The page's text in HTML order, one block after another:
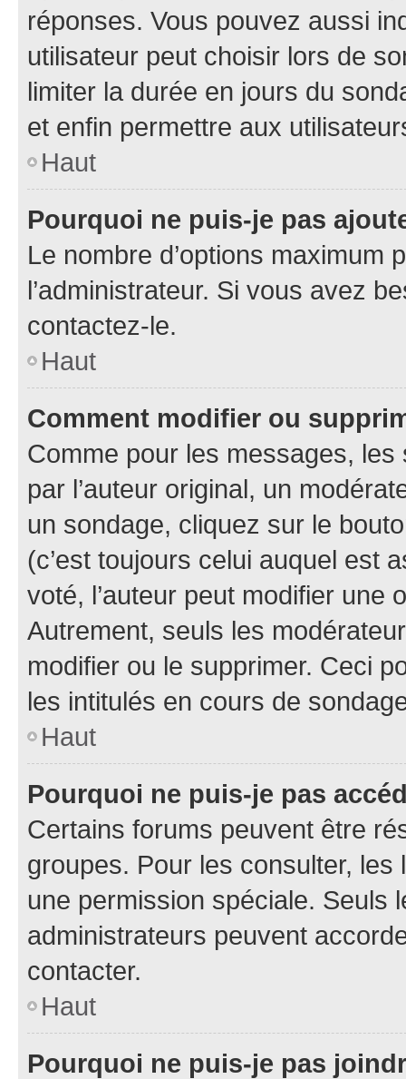
réponses. Vous pouvez aussi
utilisateur peut choisir lors de
limiter la durée en jours du
et enfin permettre aux
Haut
Pourquoi ne puis-je pas
Le nombre d’options maximum
l’administrateur. Si vous avez
contactez-le.
Haut
Comment modifier ou
Comme pour les messages,
par l’auteur original, un
un sondage, cliquez sur le
(c’est toujours celui auquel est
voté, l’auteur peut modifier une
Autrement, seuls les
modifier ou le supprimer. Ceci
les intitulés en cours de
Haut
Pourquoi ne puis-je pas
Certains forums peuvent être
groupes. Pour les consulter,
une permission spéciale. Seuls
administrateurs peuvent
contacter.
Haut
Pourquoi ne puis-je pas